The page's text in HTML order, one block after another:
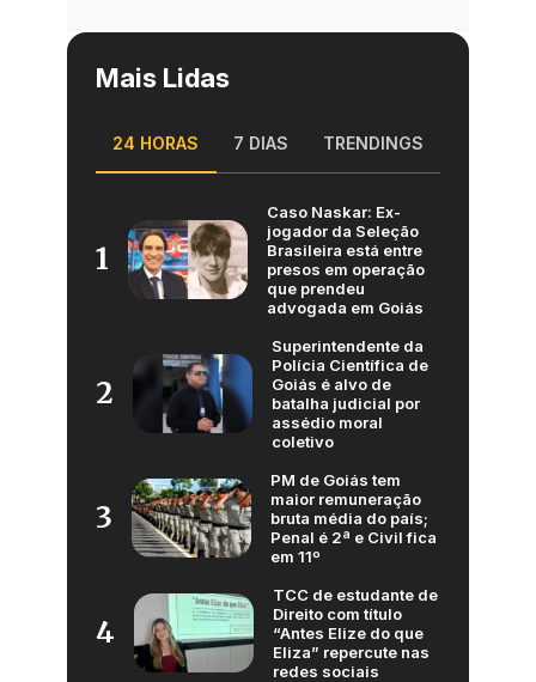
Mais Lidas
24 HORAS 7 DIAS TRENDINGS
1
Caso Naskar: Ex-
jogador da Seleção
Brasileira está entre
presos em operação
que prendeu
advogada em Goiás
2
Superintendente da
Polícia Científica de
Goiás é alvo de
batalha judicial por
assédio moral
coletivo
3
PM de Goiás tem
maior remuneração
bruta média do país;
Penal é 2ª e Civil fica
em 11º
4
TCC de estudante de
Direito com título
“Antes Elize do que
Eliza” repercute nas
redes sociais